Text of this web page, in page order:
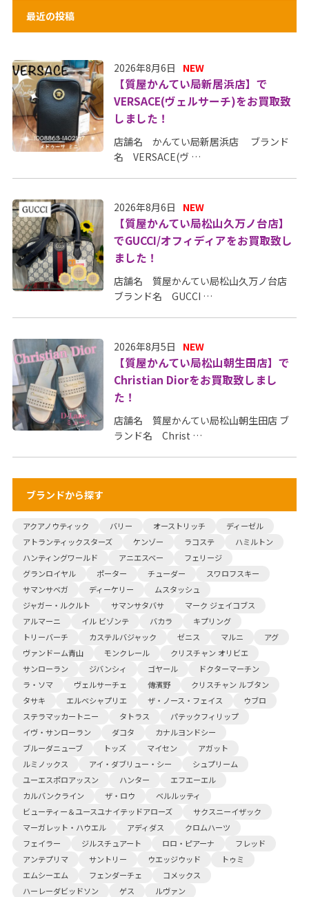
最近の投稿
2026年8月6日 NEW
【質屋かんてい局新居浜店】で
VERSACE(ヴェルサーチ)をお買取致
しました！
店舗名 かんてい局新居浜店 ブランド
名 VERSACE(ヴ …
2026年8月6日 NEW
【質屋かんてい局松山久万ノ台店】
でGUCCI/オフィディアをお買取致し
ました！
店舗名 質屋かんてい局松山久万ノ台店
ブランド名 GUCCI …
2026年8月5日 NEW
【質屋かんてい局松山朝生田店】で
Christian Diorをお買取致しまし
た！
店舗名 質屋かんてい局松山朝生田店 ブ
ランド名 Christ …
ブランドから探す
アクアノウティック バリー オーストリッチ
ディーゼル
アトランティックスターズ
ケンゾー ラコステ
ハミルトン
ハンティングワールド
アニエスベー
フェリージ
グランロイヤル
ポーター チューダー
スワロフスキー
サマンサベガ
ディーケリー
ムスタッシュ
ジャガー・ルクルト
サマンサタバサ
マーク ジェイコブス
アルマーニ
イル ビゾンテ バカラ
キプリング
トリーバーチ
カステルバジャック ゼニス マルニ
アグ
ヴァンドーム青山
モンクレール
クリスチャン オリビエ
サンローラン
ジバンシィ ゴヤール
ドクターマーチン
ラ・ソマ
ヴェルサーチェ 傳濱野
クリスチャン ルブタン
タサキ
エルベシャプリエ ザ・ノース・フェイス
ウブロ
ステラマッカートニー
タトラス
パテックフィリップ
イヴ・サンローラン
ダコタ
カナルヨンドシー
ブルーダニューブ
トッズ マイセン
アガット
ルミノックス
アイ・ダブリュー・シー
シュプリーム
ユーエスポロアッスン
ハンター
エフエーエル
カルバンクライン
ザ・ロウ
ベルルッティ
ビューティー＆ユースユナイテッドアローズ
サクスニーイザック
マーガレット・ハウエル
アディダス
クロムハーツ
フェイラー
ジルスチュアート ロロ・ピアーナ
フレッド
アンテプリマ
サントリー ウエッジウッド
トゥミ
エムシーエム
フェンダーチェ
コメックス
ハーレーダビッドソン
ゲス ルヴァン